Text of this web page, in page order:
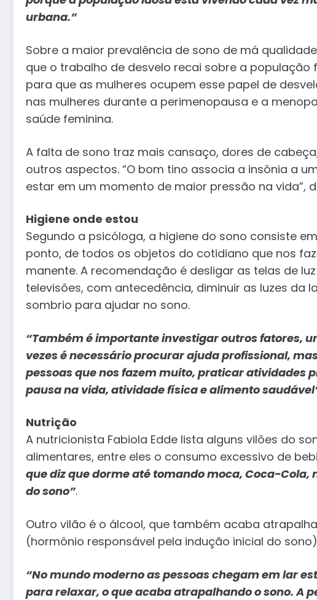
urbana.”
Sobre a maior prevalência de sono de má
que o trabalho de desvelo recai sobre a população
para que as mulheres ocupem esse papel de
nas mulheres durante a perimenopausa e a
saúde feminina.
A falta de sono traz mais cansaço, dores de
outros aspectos. “O bom tino associa a insônia a
estar em um momento de maior pressão na vida”,
Higiene onde estou
Segundo a psicóloga, a higiene do sono consiste
ponto, de todos os objetos do cotidiano que nos
manente. A recomendação é desligar as telas de
televisões, com antecedência, diminuir as luzes da
sombrio para ajudar no sono.
“Também é importante investigar outros fatores,
vezes é necessário procurar ajuda profissional,
pessoas que nos fazem muito, praticar atividades
pausa na vida, atividade física e alimento
Nutrição
A nutricionista Fabiola Edde lista alguns vilões do
alimentares, entre eles o consumo excessivo de
que diz que dorme até tomando moca, Coca-
do sono”.
Outro vilão é o álcool, que também acaba
(hormônio responsável pela indução inicial do
“No mundo moderno as pessoas chegam em lar
para relaxar, o que acaba atrapalhando o sono. A